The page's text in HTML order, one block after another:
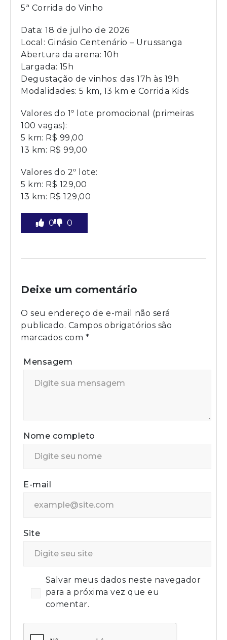
5ª Corrida do Vinho
Data: 18 de julho de 2026
Local: Ginásio Centenário – Urussanga
Abertura da arena: 10h
Largada: 15h
Degustação de vinhos: das 17h às 19h
Modalidades: 5 km, 13 km e Corrida Kids
Valores do 1º lote promocional (primeiras
100 vagas):
5 km: R$ 99,00
13 km: R$ 99,00
Valores do 2º lote:
5 km: R$ 129,00
13 km: R$ 129,00
0 0
Deixe um comentário
O seu endereço de e-mail não será
publicado. Campos obrigatórios são
marcados com *
Mensagem
Nome completo
E-mail
Site
Salvar meus dados neste navegador
para a próxima vez que eu
comentar.